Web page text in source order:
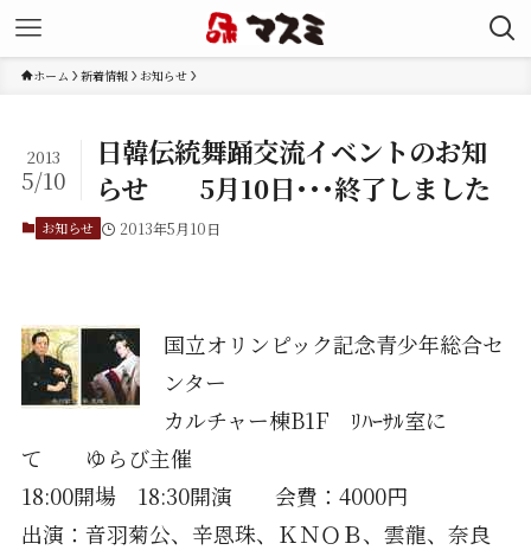
ホーム 新着情報 お知らせ
日韓伝統舞踊交流イベントのお知
らせ 5月10日･･･終了しました
2013
5/10
お知らせ 2013年5月10日
国立オリンピック記念青少年総合セ
ンター
カルチャー棟B1F ﾘﾊｰｻﾙ室に
て ゆらび主催
18:00開場 18:30開演 会費：4000円
出演：音羽菊公、辛恩珠、ＫＮＯＢ、雲龍、奈良